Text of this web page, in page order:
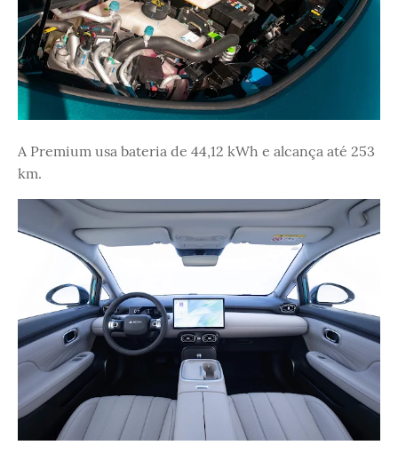
A Premium usa bateria de 44,12 kWh e alcança até 253
km.